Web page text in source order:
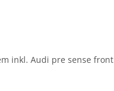
inkl. Audi pre sense front